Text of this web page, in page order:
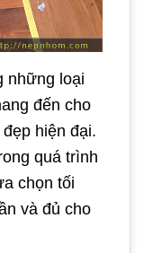
những loại
đến cho
hiện đại.
quá trình
chọn tối
và đủ cho